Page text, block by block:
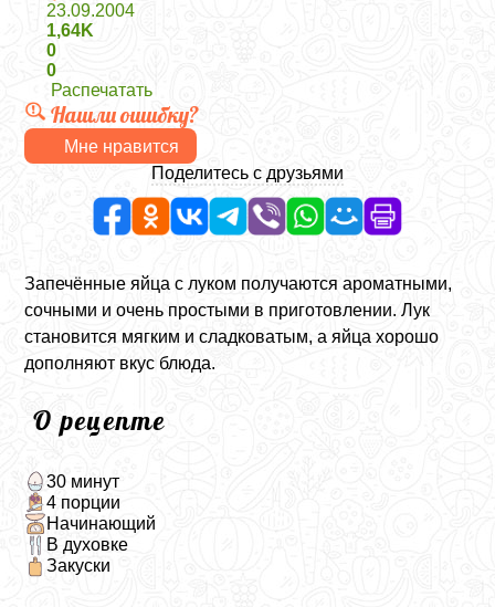
23.09.2004
1,64K
0
0
Распечатать
Нашли ошибку?
Мне нравится
Поделитесь с друзьями
Запечённые яйца с луком получаются ароматными,
сочными и очень простыми в приготовлении. Лук
становится мягким и сладковатым, а яйца хорошо
дополняют вкус блюда.
О рецепте
30 минут
4 порции
Начинающий
В духовке
Закуски